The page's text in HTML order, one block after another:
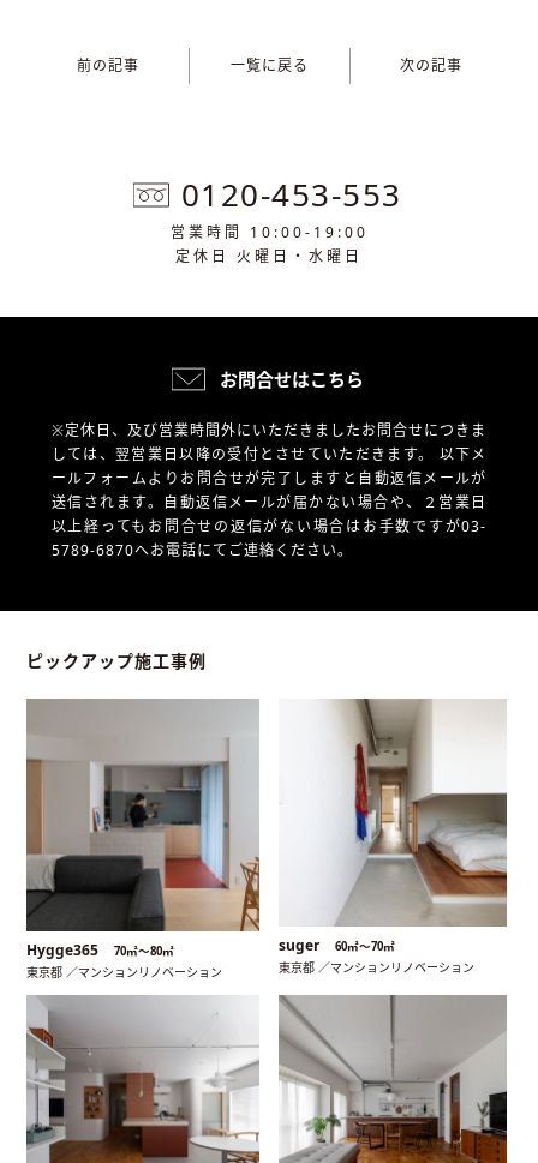
前の記事 一覧に戻る 次の記事
0120-453-553
営業時間 10:00-19:00
定休日 火曜日・水曜日
お問合せはこちら
※定休日、及び営業時間外にいただきましたお問合せにつきま
しては、翌営業日以降の受付とさせていただきます。 以下メ
ールフォームよりお問合せが完了しますと自動返信メールが
送信されます。自動返信メールが届かない場合や、
２営業日
以上経ってもお問合せの返信がない場合はお手数ですが03-
5789-6870へお電話にてご連絡ください。
ピックアップ施工事例
Hygge365 70㎡〜80㎡
東京都 ／マンションリノベーション
suger 60㎡〜70㎡
東京都 ／マンションリノベーション